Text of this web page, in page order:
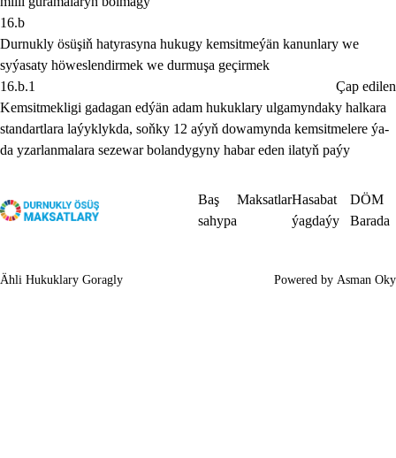
16.b
Durnukly ösüşiň hatyrasyna hukugy kemsitmeýän kanunlary we
syýasaty höweslendirmek we durmuşa geçirmek
16.b.1
Çap edilen
Kemsitmekligi gadagan edýän adam hukuklary ulgamyndaky halkara
standartlara laýyklykda, soňky 12 aýyň dowamynda kemsitmelere ýa-
da yzarlanmalara sezewar bolandygyny habar eden ilatyň paýy
Baş
sahypa
MaksatlarHasabat
ýagdaýy
DÖM
Barada
Ähli Hukuklary Goragly Powered by Asman Oky